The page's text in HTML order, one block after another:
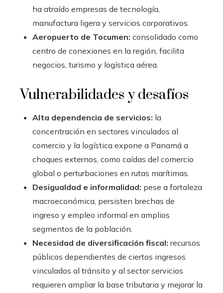
ha atraído empresas de tecnología,
manufactura ligera y servicios corporativos.
Aeropuerto de Tocumen: consolidado como
centro de conexiones en la región, facilita
negocios, turismo y logística aérea.
Vulnerabilidades y desafíos
Alta dependencia de servicios: la
concentración en sectores vinculados al
comercio y la logística expone a Panamá a
choques externos, como caídas del comercio
global o perturbaciones en rutas marítimas.
Desigualdad e informalidad: pese a fortaleza
macroeconómica, persisten brechas de
ingreso y empleo informal en amplios
segmentos de la población.
Necesidad de diversificación fiscal: recursos
públicos dependientes de ciertos ingresos
vinculados al tránsito y al sector servicios
requieren ampliar la base tributaria y mejorar la